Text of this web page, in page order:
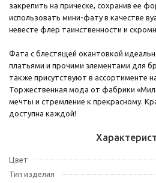
закрепить на прическе, сохранив ее
использовать мини-фату в качестве
невесте флер таинственности и
Фата с блестящей окантовкой
платьями и прочими элементами для
также присутствуют в ассортименте
Торжественная мода от фабрики
мечты и стремление к прекрасному.
доступна каждой!
Цвет
Тип изделия